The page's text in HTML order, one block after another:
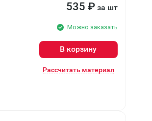
535 ₽ за шт
Можно заказать
В корзину
Рассчитать материал